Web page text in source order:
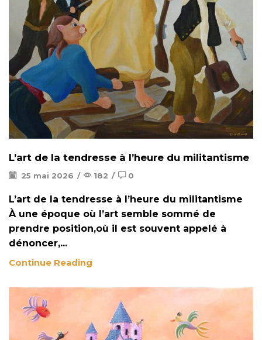
L’art de la tendresse à l’heure du militantisme
25 mai 2026 / 182 / 0
L’art de la tendresse à l’heure du militantisme
À une époque où l’art semble sommé de
prendre position,où il est souvent appelé à
dénoncer,...
Continue Reading